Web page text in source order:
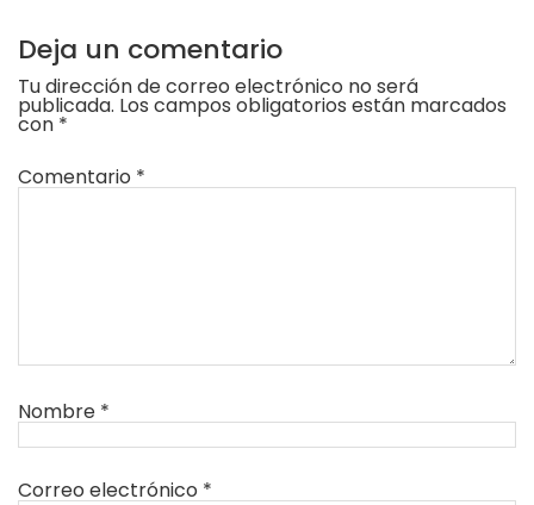
Deja un comentario
Tu dirección de correo electrónico no será
publicada. Los campos obligatorios están marcados
con *
Comentario *
Nombre *
Correo electrónico *